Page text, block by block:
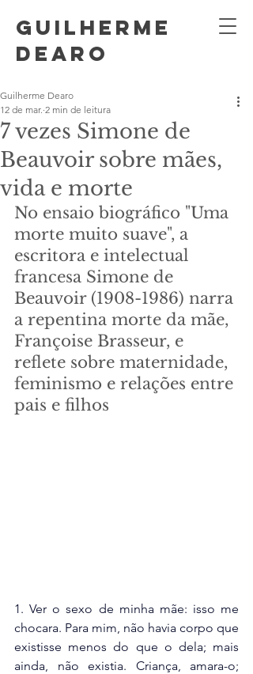
GUILHERME
DEARO
7 vezes Simone de
Beauvoir sobre mães,
vida e morte
Guilherme Dearo
12 de mar. 2 min de leitura
No ensaio biográfico "Uma
morte muito suave", a
escritora e intelectual
francesa Simone de
Beauvoir (1908-1986) narra
a repentina morte da mãe,
Françoise Brasseur, e
reflete sobre maternidade,
feminismo e relações entre
pais e filhos
1. Ver o sexo de minha mãe: isso me
chocara. Para mim, não havia corpo que
existisse menos do que o dela; mais
ainda, não existia. Criança, amara-o;